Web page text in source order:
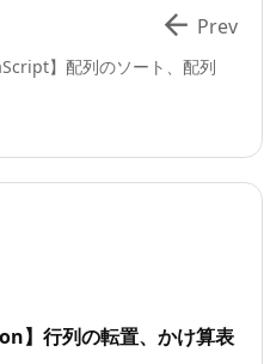
】配列のソート、配列
 Prev
】行列の転置、かけ算表